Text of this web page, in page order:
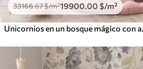
33166.67$/m²19900 .00 $/m²